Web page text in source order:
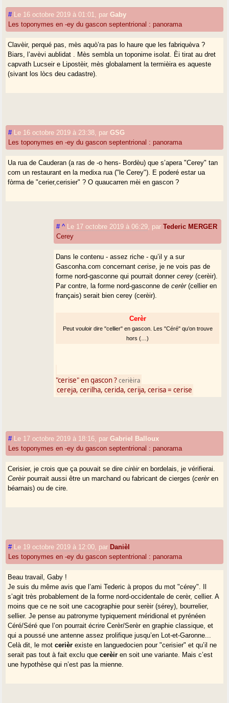
# Le 16 octobre 2019 à 01:01 parGaby
Les toponymes en -ey du gascon septentrional : panorama
Clavèir, perqué pas, mès aquò’ra pas lo haure que les fabriquèva ?
Biars, l’avèvi aublidat . Mès sembla un toponime isolat. Èi tirat au dret
capvath Lucseir e Lipostèir, mès globalament la termièira es aqueste
(sivant los lòcs deu cadastre).
# Le 16 octobre 2019 à 23:38 parGSG
Les toponymes en -ey du gascon septentrional : panorama
Ua rua de Cauderan (a ras de -o hens- Bordèu) que s’apera "Cerey" tan
com un restaurant en la medixa rua ("le Cerey"). E poderé estar ua
fòrma de "cerier,cerisier" ? O quaucarren mèi en gascon ?
# ^ Le 17 octobre 2019 à 06:29 parTederic MERGER
Cerey
Dans le contenu - assez riche - qu’il y a sur
Gasconha.com concernantcerise , je ne vois pas de
forme nord-gasconne qui pourrait donnercerey (cerèir).
Par contre, la forme nord-gasconne decerèr(cellier en
français) serait bien cerey (cerèir).
Cerèr
Peut vouloir dire "cellier" en gascon. Les "Céré" qu’on trouve
hors (…)
"cerise" en gascon ? cerièira
cereja, cerilha, cerida, cerija, cerisa = cerise
# Le 17 octobre 2019 à 18:16 parGabriel Balloux
Les toponymes en -ey du gascon septentrional : panorama
Cerisier, je crois que ça pouvait se direcirèiren bordelais, je vérifierai.
Cerèirpourrait aussi être un marchand ou fabricant de cierges (cerèren
béarnais) ou de cire.
# Le 19 octobre 2019 à 12:00 par Danièl
Les toponymes en -ey du gascon septentrional : panorama
Beau travail, Gaby !
Je suis du même avis que l’ami Tederic à propos du mot "cérey". Il
s’agit très probablement de la forme nord-occidentale de cerèr, cellier. A
moins que ce ne soit une cacographie pour serèir (sérey), bourrelier,
sellier. Je pense au patronyme typiquement méridional et pyrénéen
Céré/Séré que l’on pourrait écrire Cerèr/Serèr en graphie classique, et
qui a poussé une antenne assez prolifique jusqu’en Lot-et-Garonne...
Celà dit, le motcerièr existe en languedocien pour "cerisier" et qu’il ne
serait pas tout à fait exclu quecerèir en soit une variante. Mais c’est
une hypothèse qui n’est pas la mienne.